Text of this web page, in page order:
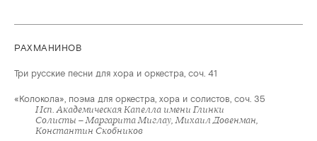
РАХМАНИНОВ
Три русские песни для хора и оркестра, соч. 41
«Колокола», поэма для оркестра, хора и солистов, соч. 35
Исп. Академическая Капелла имени Глинки
Солисты – Маргарита Миглау, Михаил Довенман,